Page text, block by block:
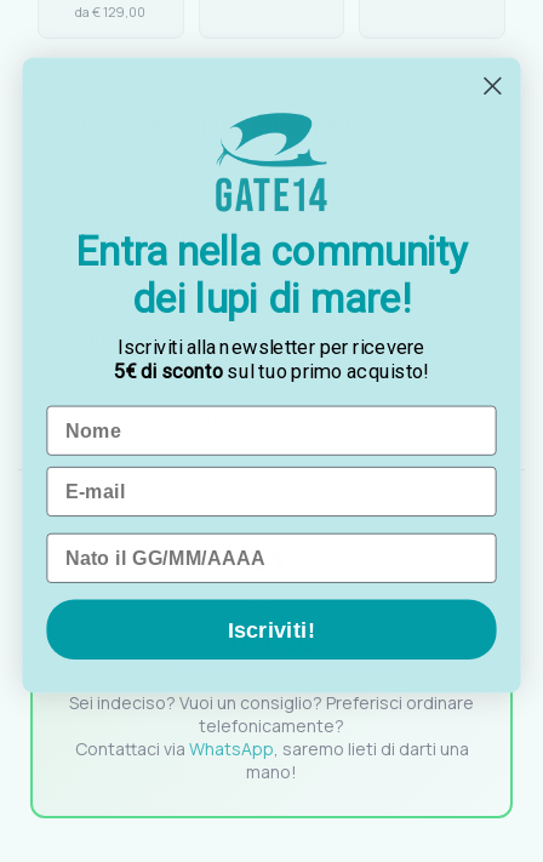
da € 129,00
Caratteristiche principali
Capacità serbatoio:
Materiale vaschetta:polietilene
Dotazione:motore con pompa, supporto, tubo, 2
evaporatori a spruzzo
OTTAVIA
Customer assistance team
Sei indeciso? Vuoi un consiglio? Preferisci ordinare
telefonicamente?
Contattaci via WhatsApp, saremo lieti di darti una
mano!
Entra nella community
dei lupi di mare!
Iscriviti alla newsletter per ricevere
5€ di scontosul tuo primo acquisto!
Name
Email
Data di nascita
Iscriviti!